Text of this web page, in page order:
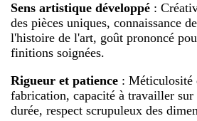
Sens artistique développé :
des pièces uniques, connaissance
l'histoire de l'art, goût prononcé
finitions soignées.
Rigueur et patience : Méticulosité
fabrication, capacité à travailler sur
durée, respect scrupuleux des